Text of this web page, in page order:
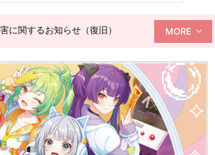
に関するお知らせ（復旧） MORE